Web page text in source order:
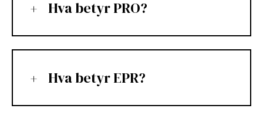
Hva betyr PRO?
Hva betyr EPR?